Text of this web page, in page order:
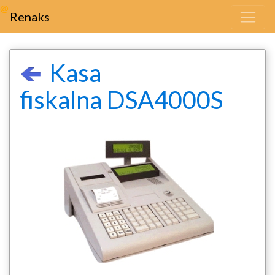
Renaks
Kasa
fiskalna DSA4000S
@